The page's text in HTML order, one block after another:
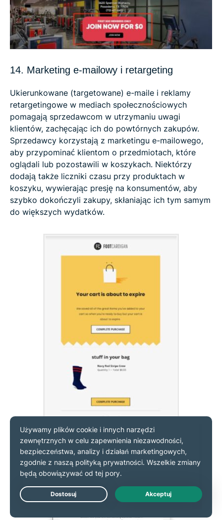
14. Marketing e-mailowy i retargeting
Ukierunkowane (targetowane) e-maile i reklamy
retargetingowe w mediach społecznościowych
pomagają sprzedawcom w utrzymaniu uwagi
klientów, zachęcając ich do powtórnych zakupów.
Sprzedawcy korzystają z marketingu e-mailowego,
aby przypominać klientom o przedmiotach, które
oglądali lub pozostawili w koszykach. Niektórzy
dodają także liczniki czasu przy produktach w
koszyku, wywierając presję na konsumentów, aby
szybko dokończyli zakupy, skłaniając ich tym samym
do większych wydatków.
Live Chat